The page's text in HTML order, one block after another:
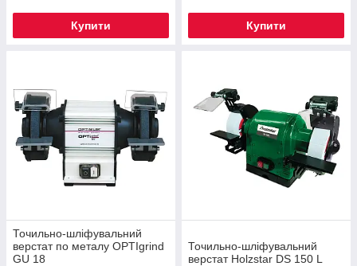
Купити Купити
Точильно-шліфувальний
верстат по металу OPTIgrind
GU 18
Точильно-шліфувальний
верстат Holzstar DS 150 L